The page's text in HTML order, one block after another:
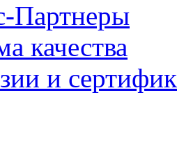
Партнеры
качества
и